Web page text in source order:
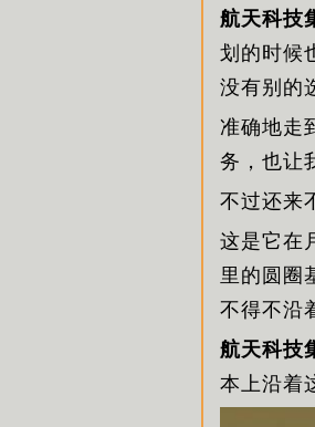
航天科技
划的时候
没有别的
准确地走
务，也让
不过还来
这是它在
里的圆圈
不得不沿
航天科技
本上沿着